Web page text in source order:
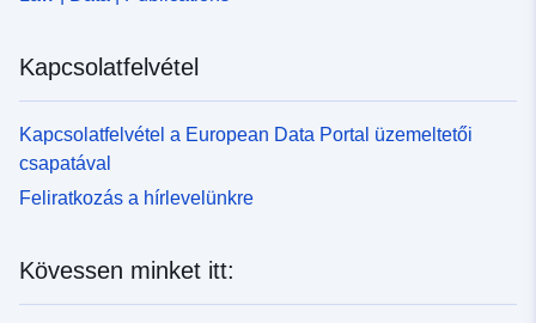
Kapcsolatfelvétel
Kapcsolatfelvétel a European Data Portal üzemeltetői
csapatával
Feliratkozás a hírlevelünkre
Kövessen minket itt: